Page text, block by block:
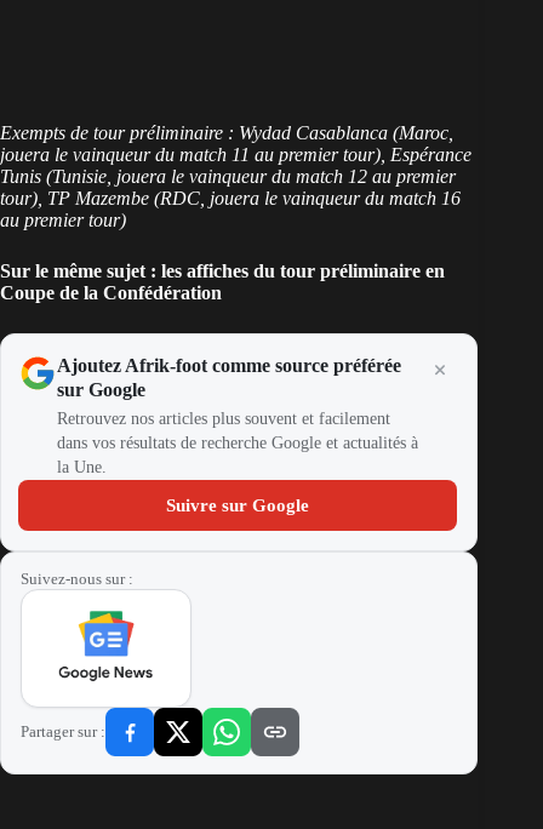
Exempts de tour préliminaire : Wydad Casablanca (Maroc,
jouera le vainqueur du match 11 au premier tour), Espérance
Tunis (Tunisie, jouera le vainqueur du match 12 au premier
tour), TP Mazembe (RDC, jouera le vainqueur du match 16
au premier tour)
Sur le même sujet : les affiches du tour préliminaire en
Coupe de la Confédération
Ajoutez Afrik-foot comme source préférée
sur Google
Retrouvez nos articles plus souvent et facilement
dans vos résultats de recherche Google et actualités à
la Une.
Suivre sur Google
Suivez-nous sur :
Partager sur :